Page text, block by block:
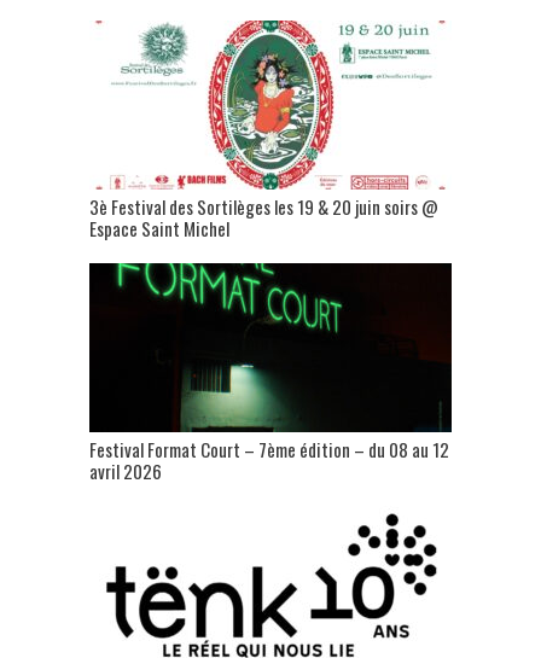
3è Festival des Sortilèges les 19 & 20 juin soirs @
Espace Saint Michel
Festival Format Court – 7ème édition – du 08 au 12
avril 2026